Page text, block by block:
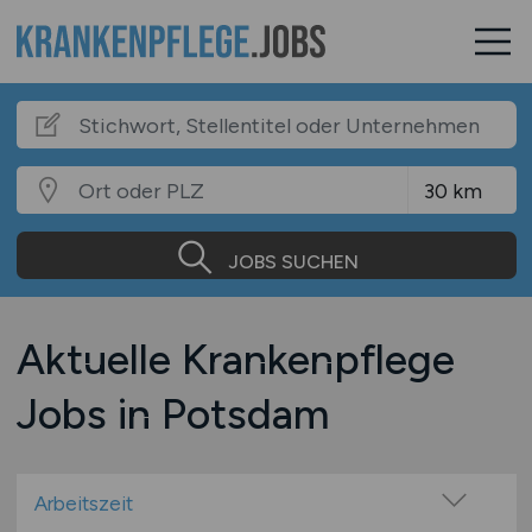
JOBS SUCHEN
Aktuelle Krankenpflege
Jobs in Potsdam
Arbeitszeit